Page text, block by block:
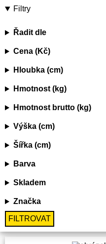
Filtry
Řadit dle
Cena (Kč)
Hloubka (cm)
Hmotnost (kg)
Hmotnost brutto (kg)
Výška (cm)
Šířka (cm)
Barva
Skladem
Značka
FILTROVAT